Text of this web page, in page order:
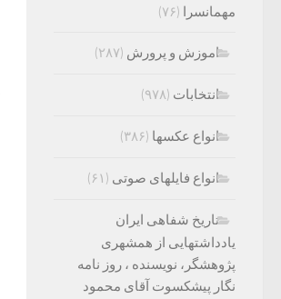
مهمانسرا (۷۶)
اموزش و پرورش (۲۸۷)
انتخابات (۹۷۸)
انواع عکسها (۳۸۶)
انواع فایلهای صوتی (۶۱)
تاریخ شفاهی ایران
یادداشتهایی از همشهری
پژوهشگر، نویسنده ، روز نامه
نگار پیشکسوت آقای محمود